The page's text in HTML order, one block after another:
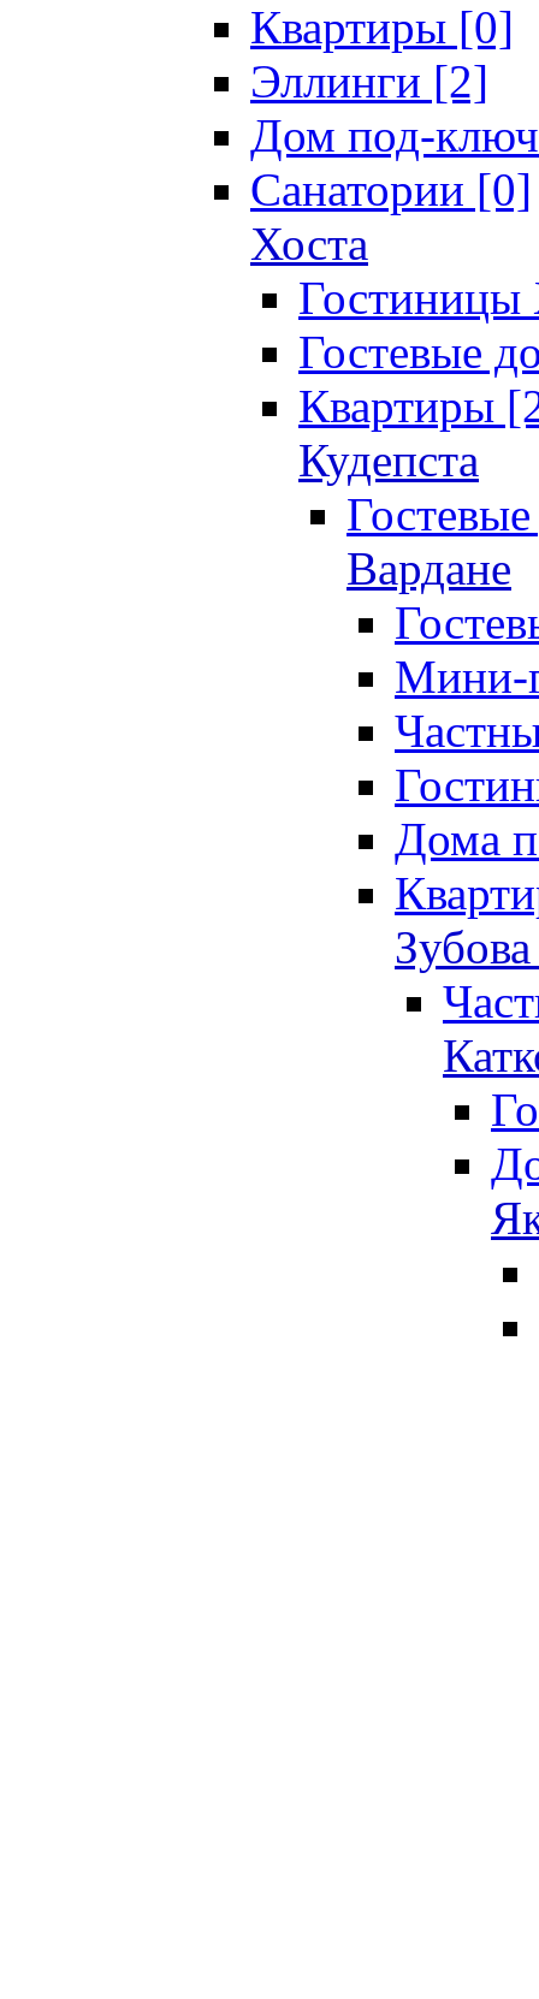
Квартиры [0]
Эллинги [2]
Дом под-
Санатории [0]
Хоста
Гостевые
Квартиры
Кудепста
Вардане
Мини-
Дома